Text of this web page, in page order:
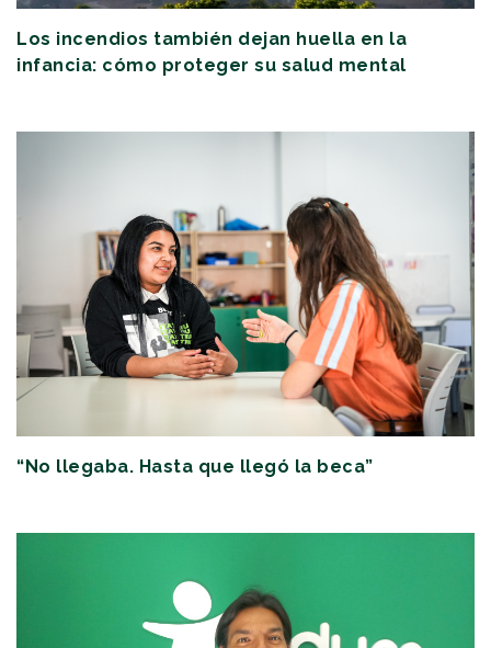
Los incendios también dejan huella en la
infancia: cómo proteger su salud mental
“No llegaba. Hasta que llegó la beca”